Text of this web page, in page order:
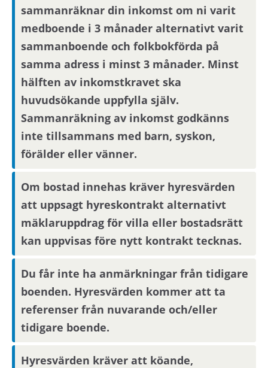
sammanräknar din inkomst om ni varit
medboende i 3 månader alternativt varit
sammanboende och folkbokförda på
samma adress i minst 3 månader. Minst
hälften av inkomstkravet ska
huvudsökande uppfylla själv.
Sammanräkning av inkomst godkänns
inte tillsammans med barn, syskon,
förälder eller vänner.
Om bostad innehas kräver hyresvärden
att uppsagt hyreskontrakt alternativt
mäklaruppdrag för villa eller bostadsrätt
kan uppvisas före nytt kontrakt tecknas.
Du får inte ha anmärkningar från tidigare
boenden. Hyresvärden kommer att ta
referenser från nuvarande och/eller
tidigare boende.
Hyresvärden kräver att köande,